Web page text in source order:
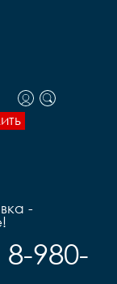
-
980-